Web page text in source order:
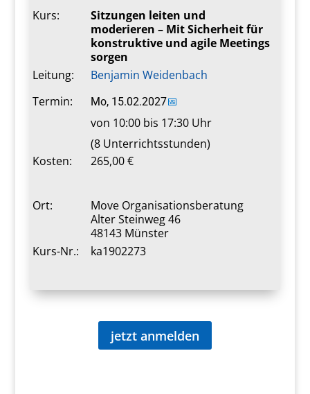
Kurs:
Sitzungen leiten und
moderieren – Mit Sicherheit für
konstruktive und agile Meetings
sorgen
Leitung:
Benjamin Weidenbach
Termin:
Mo, 15.02.2027📅
von 10:00 bis 17:30 Uhr
(8 Unterrichtsstunden)
Kosten:
265,00 €
Ort:
Move Organisationsberatung
Alter Steinweg 46
48143 Münster
Kurs-Nr.:
ka1902273
jetzt anmelden